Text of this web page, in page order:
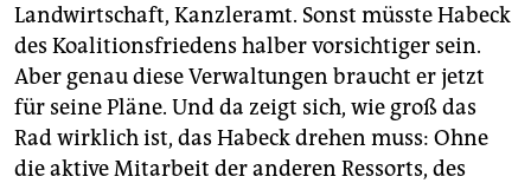
Landwirtschaft, Kanzleramt. Sonst müsste Habeck
des Koalitionsfriedens halber vorsichtiger sein.
Aber genau diese Verwaltungen braucht er jetzt
für seine Pläne. Und da zeigt sich, wie groß das
Rad wirklich ist, das Habeck drehen muss: Ohne
die aktive Mitarbeit der anderen Ressorts, des